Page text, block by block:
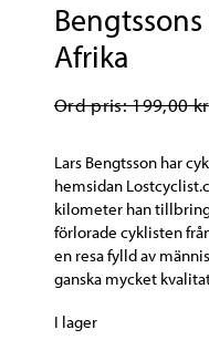
Afrika
Ord pris: 199,00 kr
Lars Bengtsson har
hemsidan
kilometer han
förlorade cyklisten
en resa fylld av
ganska mycket
I lager